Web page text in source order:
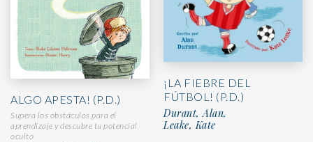
ALGO APESTA! (P.D.)
Supera los obstáculos para el
aprendizaje y descubre tu potencial
oculto
¡LA FIEBRE DEL
FÚTBOL! (P.D.)
Durant, Alan,
Leake, Kate